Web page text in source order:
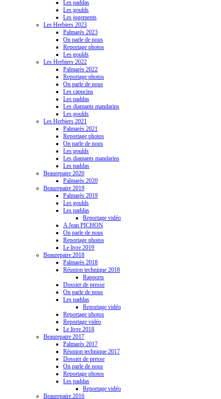
Les paddas
Les goulds
Les jugements
Les Herbiers 2023
Palmarès 2023
On parle de nous
Reportage photos
Les goulds
Les Herbiers 2022
Palmarès 2022
Reportage photos
On parle de nous
Les capucins
Les paddas
Les diamants mandarins
Les goulds
Les Herbiers 2021
Palmarès 2021
Reportage photos
On parle de nous
Les goulds
Les diamants mandarins
Les paddas
Beaurepaire 2020
Palmarès 2020
Beaurepaire 2019
Palmarès 2019
Les goulds
Les paddas
Reportage vidéo
A Jean PICHON
On parle de nous
Reportage photos
Le livre 2019
Beaurepaire 2018
Palmarès 2018
Réunion technique 2018
Rapports
Dossier de presse
On parle de nous
Les paddas
Reportage vidéo
Reportage photos
Reportage vidéo
Le livre 2018
Beaurepaire 2017
Palmarès 2017
Réunion technique 2017
Dossier de presse
On parle de nous
Reportage photos
Les paddas
Reportage vidéo
Beaurepaire 2016